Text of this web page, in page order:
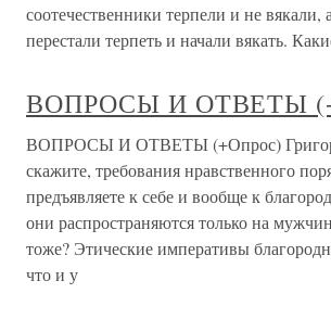
соотечественники терпели и не вякали,
перестали терпеть и начали вякать.
ВОПРОСЫ И ОТВЕТЫ
ВОПРОСЫ И ОТВЕТЫ (+Опрос)
скажите, требования нравственного
предъявляете к себе и вообще к
они распространяются только на
тоже? Этические императивы
что и у